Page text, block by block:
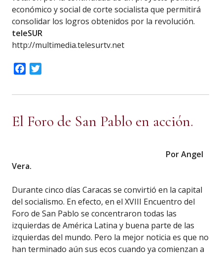
económico y social de corte socialista que permitirá
consolidar los logros obtenidos por la revolución.
teleSUR
http://multimedia.telesurtv.net
Facebook
El Foro de San Pablo en acción.
Por Angel
Vera.
Durante cinco días Caracas se convirtió en la capital
del socialismo. En efecto, en el XVIII Encuentro del
Foro de San Pablo se concentraron todas las
izquierdas de América Latina y buena parte de las
izquierdas del mundo. Pero la mejor noticia es que no
han terminado aún sus ecos cuando ya comienzan a